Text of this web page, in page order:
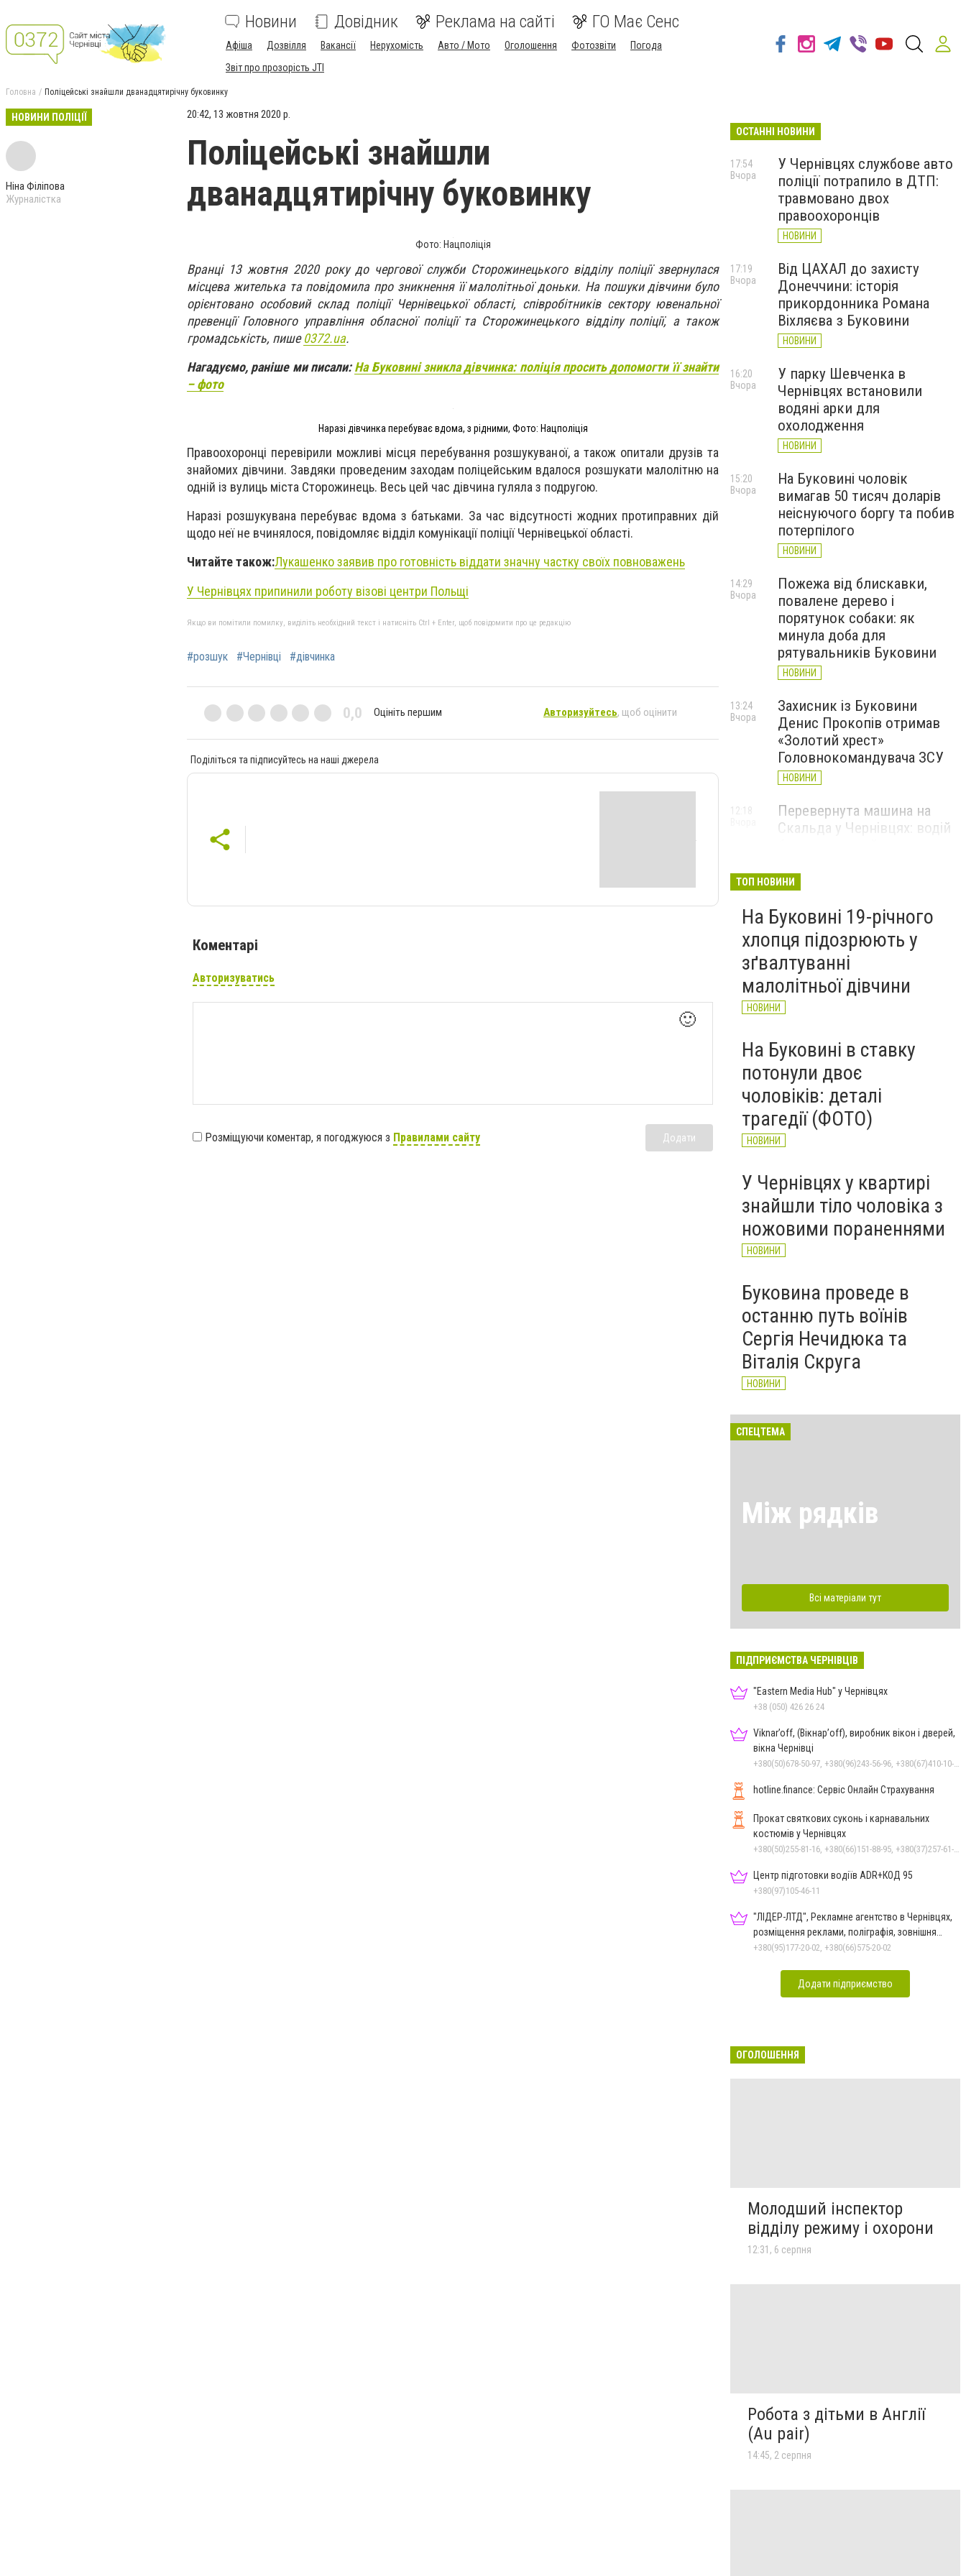
Новини Довідник Реклама на сайті ГО Має Сенс
Афіша Дозвілля Вакансії Нерухомість Авто / Мото Оголошення Фотозвіти
Погода
Звіт про прозорість JTI
Головна Поліцейські знайшли дванадцятирічну буковинку
НОВИНИ ПОЛІЦІЇ
Ніна Філіпова
Журналістка
20:42, 13 жовтня 2020 р.
Поліцейські знайшли
дванадцятирічну буковинку
Фото: Нацполіція
Вранці 13 жовтня 2020 року до чергової служби Сторожинецького відділу поліції звернулася
місцева жителька та повідомила про зникнення її малолітньої доньки. На пошуки дівчини було
орієнтовано особовий склад поліції Чернівецької області, співробітників сектору ювенальної
превенції Головного управління обласної поліції та Сторожинецького відділу поліції, а також
громадськість, пише0372.ua.
Нагадуємо, раніше ми писали:На Буковині зникла дівчинка: поліція просить допомогти її знайти
– фото
Наразі дівчинка перебуває вдома, з рідними, Фото: Нацполіція
Правоохоронці перевірили можливі місця перебування розшукуваної, а також опитали друзів та
знайомих дівчини. Завдяки проведеним заходам поліцейським вдалося розшукати малолітню на
одній із вулиць міста Сторожинець. Весь цей час дівчина гуляла з подругою.
Наразі розшукувана перебуває вдома з батьками. За час відсутності жодних протиправних дій
щодо неї не вчинялося, повідомляє відділ комунікації поліції Чернівецької області.
Читайте також:Лукашенко заявив про готовність віддати значну частку своїх повноважень
У Чернівцях припинили роботу візові центри Польщі
Якщо ви помітили помилку, виділіть необхідний текст і натисніть Ctrl + Enter, щоб повідомити про це редакцію
#розшук #Чернівці #дівчинка
0,0 Оцініть першим Авторизуйтесь, щоб оцінити
Поділіться та підписуйтесь на наші джерела
Коментарі
Авторизуватись
🙂
Розміщуючи коментар, я погоджуюся з Правилами сайту Додати
ОСТАННІ НОВИНИ
У Чернівцях службове авто
поліції потрапило в ДТП:
травмовано двох
правоохоронців
НОВИНИ
17:54
Вчора
Від ЦАХАЛ до захисту
Донеччини: історія
прикордонника Романа
Віхляєва з Буковини
НОВИНИ
17:19
Вчора
У парку Шевченка в
Чернівцях встановили
водяні арки для
охолодження
НОВИНИ
16:20
Вчора
На Буковині чоловік
вимагав 50 тисяч доларів
неіснуючого боргу та побив
потерпілого
НОВИНИ
15:20
Вчора
Пожежа від блискавки,
повалене дерево і
порятунок собаки: як
минула доба для
рятувальників Буковини
НОВИНИ
14:29
Вчора
Захисник із Буковини
Денис Прокопів отримав
«Золотий хрест»
Головнокомандувача ЗСУ
НОВИНИ
13:24
Вчора
Перевернута машина на
Скальда у Чернівцях: водій
12:18
зафіксували новий
історичний температурний
максимум
НОВИНИ
Вчора
ТОП НОВИНИ
На Буковині 19-річного
хлопця підозрюють у
зґвалтуванні
малолітньої дівчини
НОВИНИ
На Буковині в ставку
потонули двоє
чоловіків: деталі
трагедії (ФОТО)
НОВИНИ
У Чернівцях у квартирі
знайшли тіло чоловіка з
ножовими пораненнями
НОВИНИ
Буковина проведе в
останню путь воїнів
Сергія Нечидюка та
Віталія Скруга
НОВИНИ
СПЕЦТЕМА
Між рядків
Всі матеріали тут
ПІДПРИЄМСТВА ЧЕРНІВЦІВ
"Eastern Media Hub" у Чернівцях
+38 (050) 426 26 24
Viknar’off, (Вікнар’off), виробник вікон і дверей,
вікна Чернівці
hotline.finance: Сервіс Онлайн Страхування
Прокат святкових суконь і карнавальних
костюмів у Чернівцях
Центр підготовки водіїв ADR+КОД 95
+380(97)105-46-11
"ЛІДЕР-ЛТД", Рекламне агентство в Чернівцях,
розміщення реклами, поліграфія, зовнішня
реклама
+380(95)177-20-02, +380(66)575-20-02
Додати підприємство
ОГОЛОШЕННЯ
Молодший інспектор
відділу режиму і охорони
12:31, 6 серпня
Робота з дітьми в Англії
(Au pair)
14:45, 2 серпня